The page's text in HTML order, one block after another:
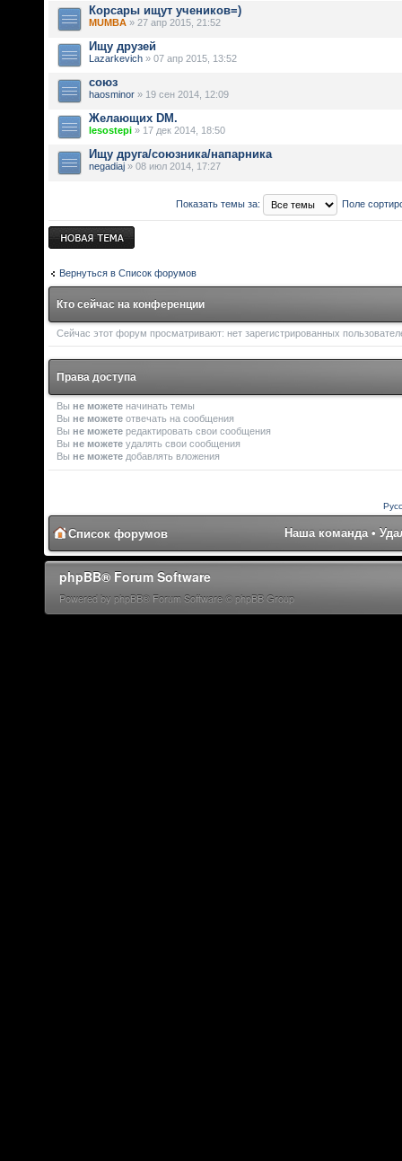
Корсары ищут учеников=)
MUMBA » 27 апр 2015, 21:52
Ищу друзей
Lazarkevich » 07 апр 2015, 13:52
союз
haosminor » 19 сен 2014, 12:09
Желающих DM.
lesostepi » 17 дек 2014, 18:50
Ищу друга/союзника/напарника
negadiaj » 08 июл 2014, 17:27
Показать темы за: Поле
Новая тема
Вернуться в Список форумов
Кто сейчас на конференции
Сейчас этот форум просматривают: нет зарегистрированных
Права доступа
Вы не можете начинать темы
Вы не можете отвечать на сообщения
Вы не можете редактировать свои сообщения
Вы не можете удалять свои сообщения
Вы не можете добавлять вложения
Список форумов Наша команда •
phpBB® Forum Software
Powered by phpBB® Forum Software © phpBB Group